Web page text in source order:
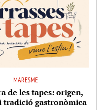
MARESME
de les tapes: origen,
tradició gastronòmica